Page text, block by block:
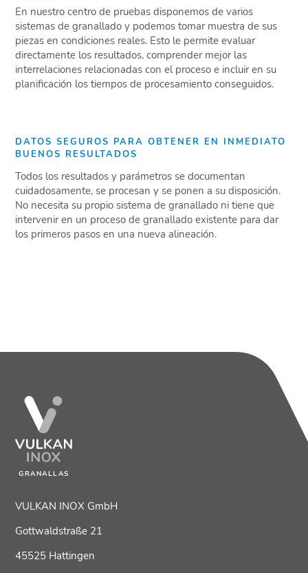
En nuestro centro de pruebas disponemos de varios
sistemas de granallado y podemos tomar muestra de sus
piezas en condiciones reales. Esto le permite evaluar
directamente los resultados, comprender mejor las
interrelaciones relacionadas con el proceso e incluir en su
planificación los tiempos de procesamiento conseguidos.
DATOS SEGUROS PARA OBTENER EN INMEDIATO
BUENOS RESULTADOS
Todos los resultados y parámetros se documentan
cuidadosamente, se procesan y se ponen a su disposición.
No necesita su propio sistema de granallado ni tiene que
intervenir en un proceso de granallado existente para dar
los primeros pasos en una nueva alineación.
GRANALLAS
VULKAN INOX GmbH
Gottwaldstraße 21
45525 Hattingen